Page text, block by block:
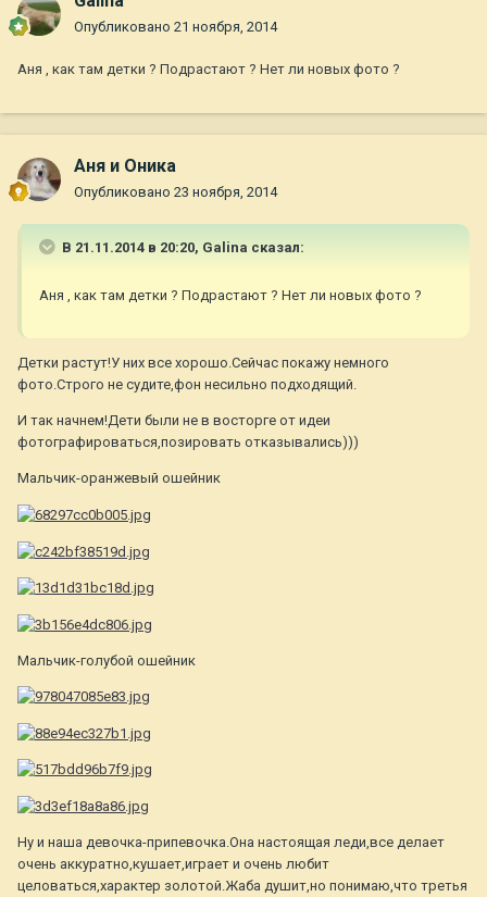
Опубликовано 21 ноября, 2014
Аня , как там детки ? Подрастают ? Нет ли новых фото ?
Аня и Оника
Опубликовано 23 ноября, 2014
В 21.11.2014 в 20:20, Galina сказал:
Аня , как там детки ? Подрастают ? Нет ли новых фото ?
Детки растут!У них все хорошо.Сейчас покажу немного
фото.Строго не судите,фон несильно подходящий.
И так начнем!Дети были не в восторге от идеи
фотографироваться,позировать отказывались)))
Мальчик-оранжевый ошейник
Мальчик-голубой ошейник
Ну и наша девочка-припевочка.Она настоящая леди,все делает
очень аккуратно,кушает,играет и очень любит
целоваться,характер золотой.Жаба душит,но понимаю,что третья